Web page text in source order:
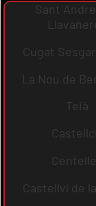
Sant
Cugat
La Nou de
Teià
Castellví de